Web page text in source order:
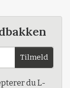
Tilmeld
du L-